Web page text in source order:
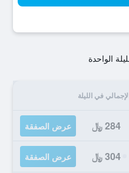
الواحدة
في الليلة
284 ﷼ عرض الصفقة
304 ﷼ عرض الصفقة